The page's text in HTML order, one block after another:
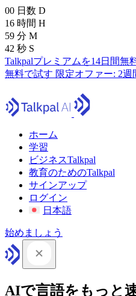
00 日数 D
16 時間 H
59 分 M
41 秒 S
Talkpalプレミアムを14日間無
無料で試す 限定オファー: 2週
ホーム
学習
ビジネスTalkpal
教育のためのTalkpal
サインアップ
ログイン
日本語
始めましょう
AIで言語をもっと